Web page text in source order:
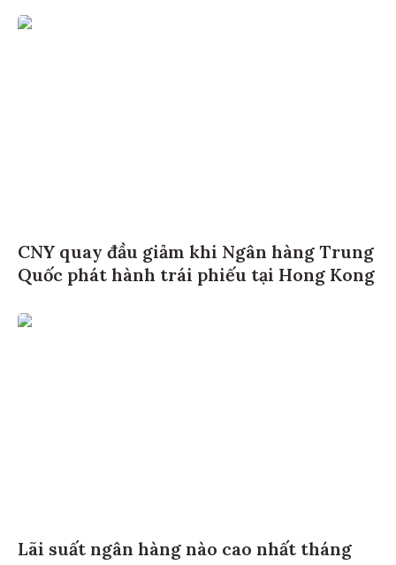
CNY quay đầu giảm khi Ngân hàng Trung
Quốc phát hành trái phiếu tại Hong Kong
Lãi suất ngân hàng nào cao nhất tháng